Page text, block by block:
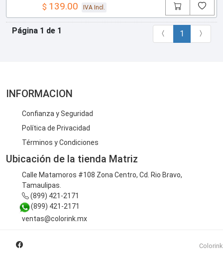
$ 139.00 IVA Incl.
Página 1 de 1 1
INFORMACION
Confianza y Seguridad
Política de Privacidad
Términos y Condiciones
Ubicación de la tienda Matriz
Calle Matamoros #108 Zona Centro, Cd. Rio Bravo,
Tamaulipas.
(899) 421-2171
(899) 421-2171
ventas@colorink.mx
Colorink